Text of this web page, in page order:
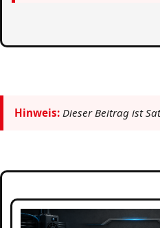
Hinweis: Dieser Beitrag ist